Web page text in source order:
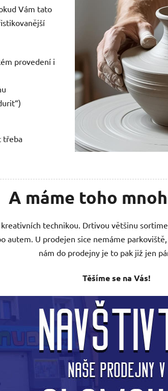
Vám tato
provedení i
třeba
A máme toho
technikou. Drtivou většinu
autem. U prodejen sice nemáme
nám do prodejny je to pak již jen
Těšíme se na Vás!